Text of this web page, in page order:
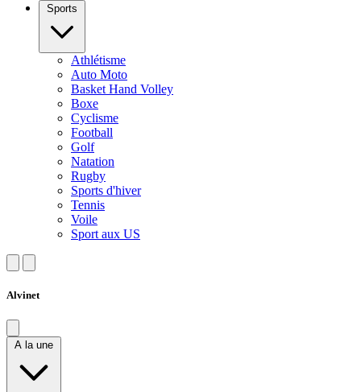
Sports
Athlétisme
Auto Moto
Basket Hand Volley
Boxe
Cyclisme
Football
Golf
Natation
Rugby
Sports d'hiver
Tennis
Voile
Sport aux US
Alvinet
A la une